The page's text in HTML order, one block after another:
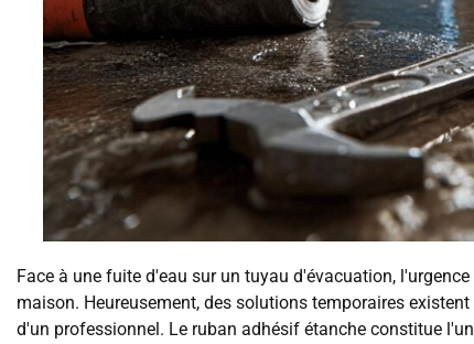
Face à une fuite d'eau sur un tuyau d'évacuation,
maison. Heureusement, des solutions temporaires
d'un professionnel. Le ruban adhésif étanche constitue